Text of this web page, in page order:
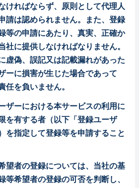
ければならず、原則として代理人
請は認められません。また、登録
等の申請にあたり、真実、正確か
社に提供しなければなりません。
虚偽、誤記又は記載漏れがあった
ーに損害が生じた場合であって
任を負いません。
ザーにおける本サービスの利用に
を有する者（以下「登録ユーザ
を指定して登録等を申請すること
望者の登録については、当社の基
等希望者の登録の可否を判断し、